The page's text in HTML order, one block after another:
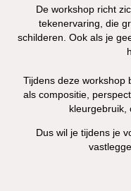
De workshop richt
tekenervaring, die
schilderen. Ook als je
Tijdens deze workshop
als compositie,
kleurgebruik,
Dus wil je tijdens je